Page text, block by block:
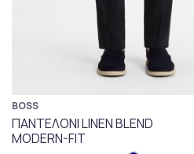
BOSS
ΠΑΝΤΕΛΟΝΙ LINEN BLEND
MODERN-FIT